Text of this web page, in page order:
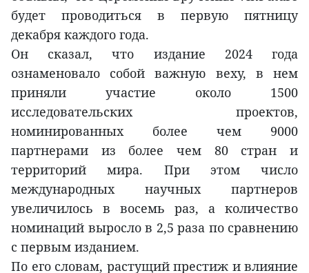
будет проводиться в первую пятницу
декабря каждого года.
Он сказал, что издание 2024 года
ознаменовало собой важную веху, в нем
приняли участие около 1500
исследовательских проектов,
номинированных более чем 9000
партнерами из более чем 80 стран и
территорий мира. При этом число
международных научных партнеров
увеличилось в восемь раз, а количество
номинаций выросло в 2,5 раза по сравнению
с первым изданием.
По его словам, растущий престиж и влияние